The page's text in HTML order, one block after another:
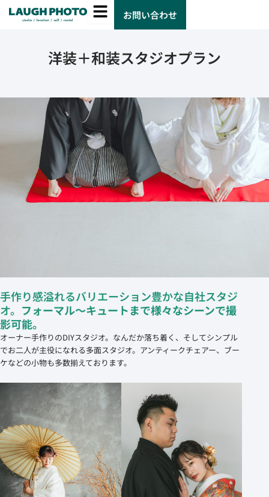
お問い合わせ
洋装＋和装スタジオプラン
手作り感溢れるバリエーション豊かな自社スタジ
オ。 フォーマル～キュートまで様々なシーンで撮
影可能。
オーナー手作りのDIYスタジオ。なんだか落ち着く、そしてシンプル
でお二人が主役になれる多面スタジオ。アンティークチェアー、ブー
ケなどの小物も多数揃えております。